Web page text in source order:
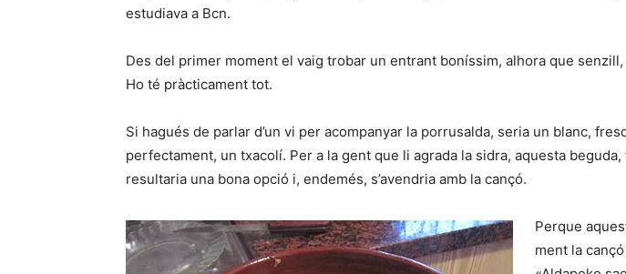
estudiava a Bcn.
Des del primer moment el vaig trobar un entrant boníssim, alhora que
Ho té pràcticament tot.
Si hagués de parlar d’un vi per acompanyar la porrusalda, seria un blanc,
perfectament, un txacolí. Per a la gent que li agrada la sidra, aquesta beguda,
resultaria una bona opció i, endemés, s’avendria amb la cançó.
Perque
ment la